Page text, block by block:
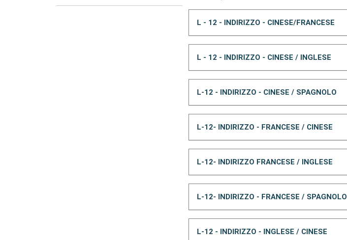
L - 12 - INDIRIZZO - CINESE/FRANCESE
L - 12 - INDIRIZZO - CINESE / INGLESE
L-12 - INDIRIZZO - CINESE / SPAGNOLO
L-12- INDIRIZZO - FRANCESE / CINESE
L-12- INDIRIZZO FRANCESE / INGLESE
L-12- INDIRIZZO - FRANCESE / SPAGNOLO
L-12 - INDIRIZZO - INGLESE / CINESE